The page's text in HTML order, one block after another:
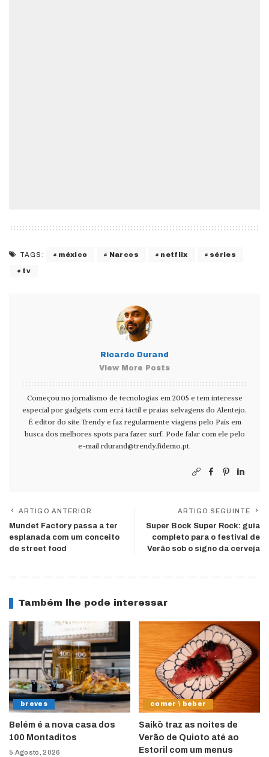
TAGS: méxico Narcos netflix séries
tv
Ricardo Durand
View More Posts
Começou no jornalismo de tecnologias em 2005 e tem interesse
especial por gadgets com ecrã táctil e praias selvagens do Alentejo.
É editor do site Trendy e faz regularmente viagens pelo País em
busca dos melhores spots para fazer surf. Pode falar com ele pelo
e-mail rdurand@trendy.fidemo.pt.
ARTIGO ANTERIOR
Mundet Factory passa a ter
esplanada com um conceito
de street food
ARTIGO SEGUINTE
Super Bock Super Rock: guia
completo para o festival de
Verão sob o signo da cerveja
Também lhe pode interessar
breves
Belém é a nova casa dos
100 Montaditos
5 Agosto, 2026
comer \ beber
Saikō traz as noites de
Verão de Quioto até ao
Estoril com um menus